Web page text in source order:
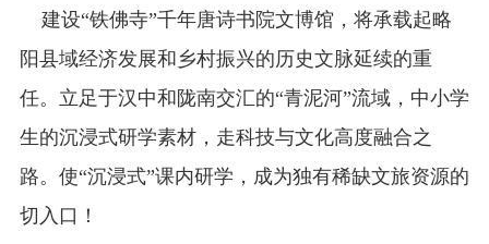
建设“铁佛寺”千年唐诗书院文博馆，将承载起略
阳县域经济发展和乡村振兴的历史文脉延续的重
任。立足于汉中和陇南交汇的“青泥河”流域，中小学
生的沉浸式研学素材，走科技与文化高度融合之
路。使“沉浸式”课内研学，成为独有稀缺文旅资源的
切入口！